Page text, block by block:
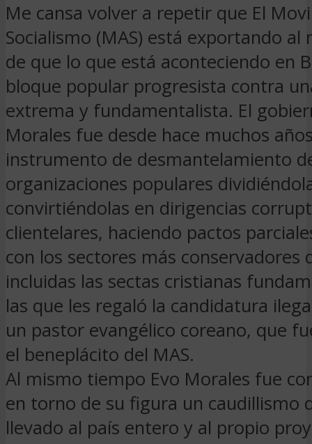
Me cansa volver a repetir que El
Socialismo (MAS) está exportando al
de que lo que está aconteciendo en
bloque popular progresista contra
extrema y fundamentalista. El
Morales fue desde hace muchos
instrumento de desmantelamiento
organizaciones populares
convirtiéndolas en dirigencias
clientelares, haciendo pactos
con los sectores más conservadores
incluidas las sectas cristianas
las que les regaló la candidatura
un pastor evangélico coreano, que
el beneplácito del MAS.
Al mismo tiempo Evo Morales fue
en torno de su figura un caudillismo
llevado al país entero y al propio